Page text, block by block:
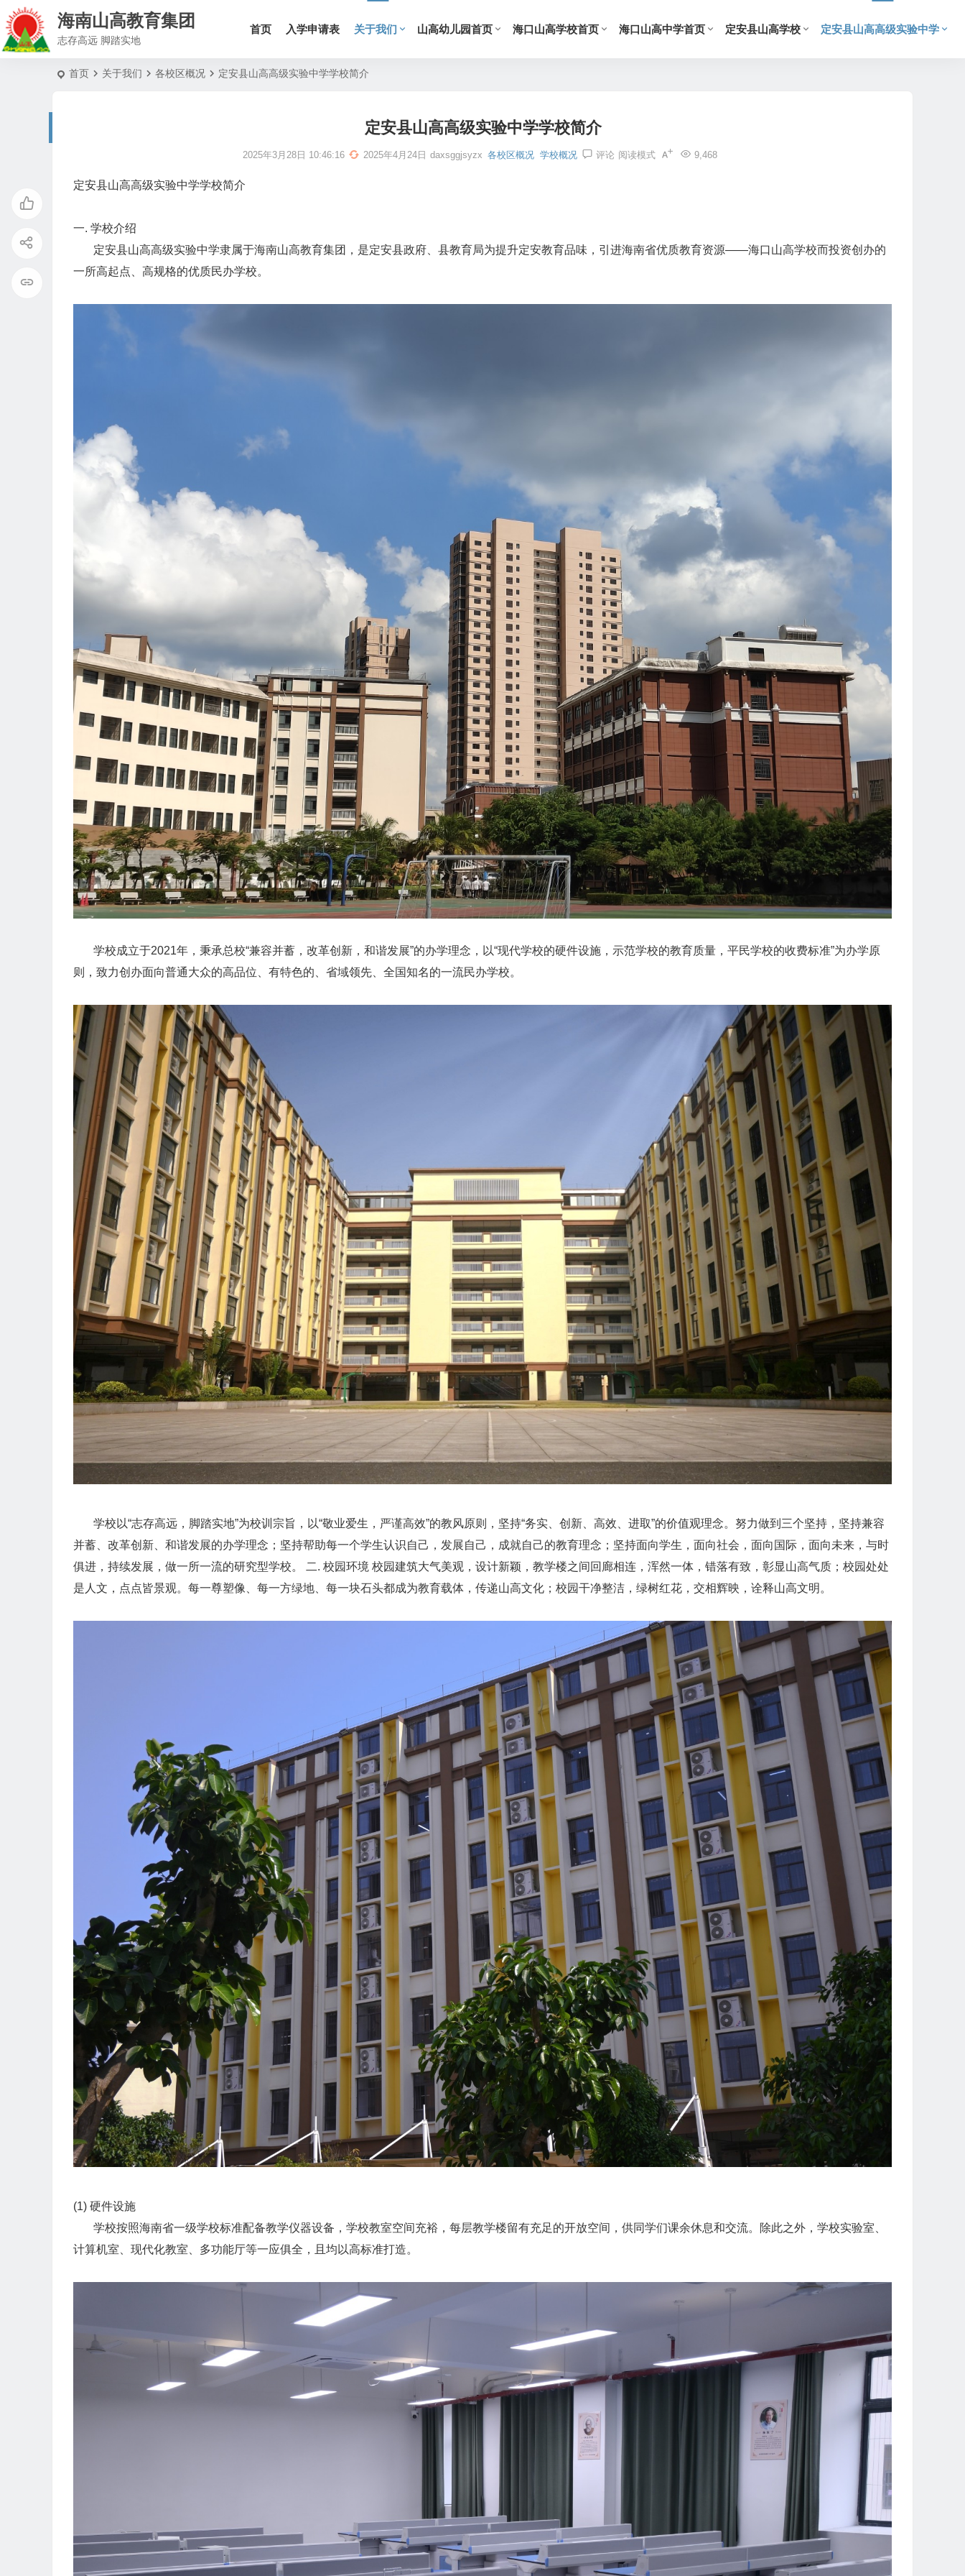
海南山高教育集团
志存高远 脚踏实地
首页 入学申请表 关于我们 山高幼儿园首页 海口山高学校首页 海口山高中学首页 定安县山高学校 定安县山高高级实验中学
首页 关于我们 各校区概况 定安县山高高级实验中学学校简介
定安县山高高级实验中学学校简介
2025年3月28日 10:46:16 2025年4月24日 daxsggjsyzx 各校区概况 学校概况 评论 9,468
阅读模式
定安县山高高级实验中学学校简介
一. 学校介绍
定安县山高高级实验中学隶属于海南山高教育集团，是定安县政府、县教育局为提升定安教育品味，引进海南省优质教育资源——海口山高学校而投资创办的
一所高起点、高规格的优质民办学校。
学校成立于2021年，秉承总校“兼容并蓄，改革创新，和谐发展”的办学理念，以“现代学校的硬件设施，示范学校的教育质量，平民学校的收费标准”为办学原
则，致力创办面向普通大众的高品位、有特色的、省域领先、全国知名的一流民办学校。
学校以“志存高远，脚踏实地”为校训宗旨，以“敬业爱生，严谨高效”的教风原则，坚持“务实、创新、高效、进取”的价值观理念。努力做到三个坚持，坚持兼容
并蓄、改革创新、和谐发展的办学理念；坚持帮助每一个学生认识自己，发展自己，成就自己的教育理念；坚持面向学生，面向社会，面向国际，面向未来，与时
俱进，持续发展，做一所一流的研究型学校。 二. 校园环境 校园建筑大气美观，设计新颖，教学楼之间回廊相连，浑然一体，错落有致，彰显山高气质；校园处处
是人文，点点皆景观。每一尊塑像、每一方绿地、每一块石头都成为教育载体，传递山高文化；校园干净整洁，绿树红花，交相辉映，诠释山高文明。
(1) 硬件设施
学校按照海南省一级学校标准配备教学仪器设备，学校教室空间充裕，每层教学楼留有充足的开放空间，供同学们课余休息和交流。除此之外，学校实验室、
计算机室、现代化教室、多功能厅等一应俱全，且均以高标准打造。